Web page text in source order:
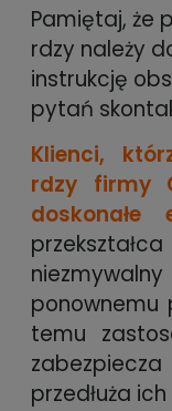
Pamiętaj, że
rdzy należy
instrukcję
pytań
Klienci,
rdzy firmy
doskonałe
ponownemu
temu
przedłuża